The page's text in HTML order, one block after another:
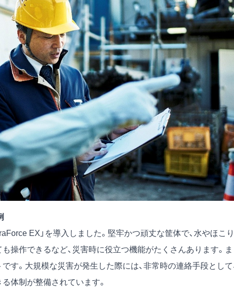
EX」を導入しました。堅牢かつ頑丈な筐体で、水やほこり
操作できるなど、災害時に役立つ機能がたくさんあります。ま
す。大規模な災害が発生した際には、非常時の連絡手段として
体制が整備されています。